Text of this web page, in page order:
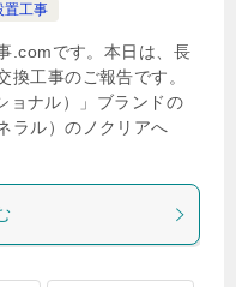
置工事
.comです。本日は、長
工事のご報告です。
ョナル）」ブランドの
ラル）のノクリアへ